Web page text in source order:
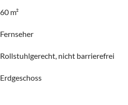
60 m²
Fernseher
Rollstuhlgerecht, nicht barrierefrei
Erdgeschoss